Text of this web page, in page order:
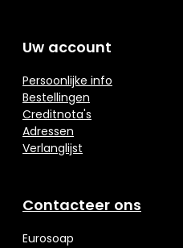
Uw account
Persoonlijke info
Bestellingen
Creditnota's
Adressen
Verlanglijst
Contacteer ons
Eurosoap